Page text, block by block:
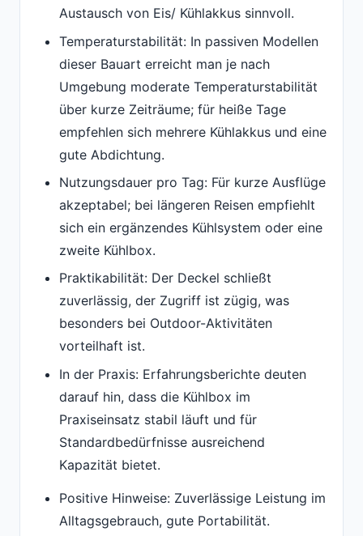
Austausch von Eis/ Kühlakkus sinnvoll.
Temperaturstabilität: In passiven Modellen
dieser Bauart erreicht man je nach
Umgebung moderate Temperaturstabilität
über kurze Zeiträume; für heiße Tage
empfehlen sich mehrere Kühlakkus und eine
gute Abdichtung.
Nutzungsdauer pro Tag: Für kurze Ausflüge
akzeptabel; bei längeren Reisen empfiehlt
sich ein ergänzendes Kühlsystem oder eine
zweite Kühlbox.
Praktikabilität: Der Deckel schließt
zuverlässig, der Zugriff ist zügig, was
besonders bei Outdoor-Aktivitäten
vorteilhaft ist.
In der Praxis: Erfahrungsberichte deuten
darauf hin, dass die Kühlbox im
Praxiseinsatz stabil läuft und für
Standardbedürfnisse ausreichend
Kapazität bietet.
Positive Hinweise: Zuverlässige Leistung im
Alltagsgebrauch, gute Portabilität.